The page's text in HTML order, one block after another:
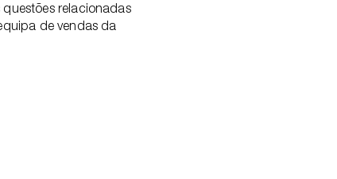
questões relacionadas
de vendas da